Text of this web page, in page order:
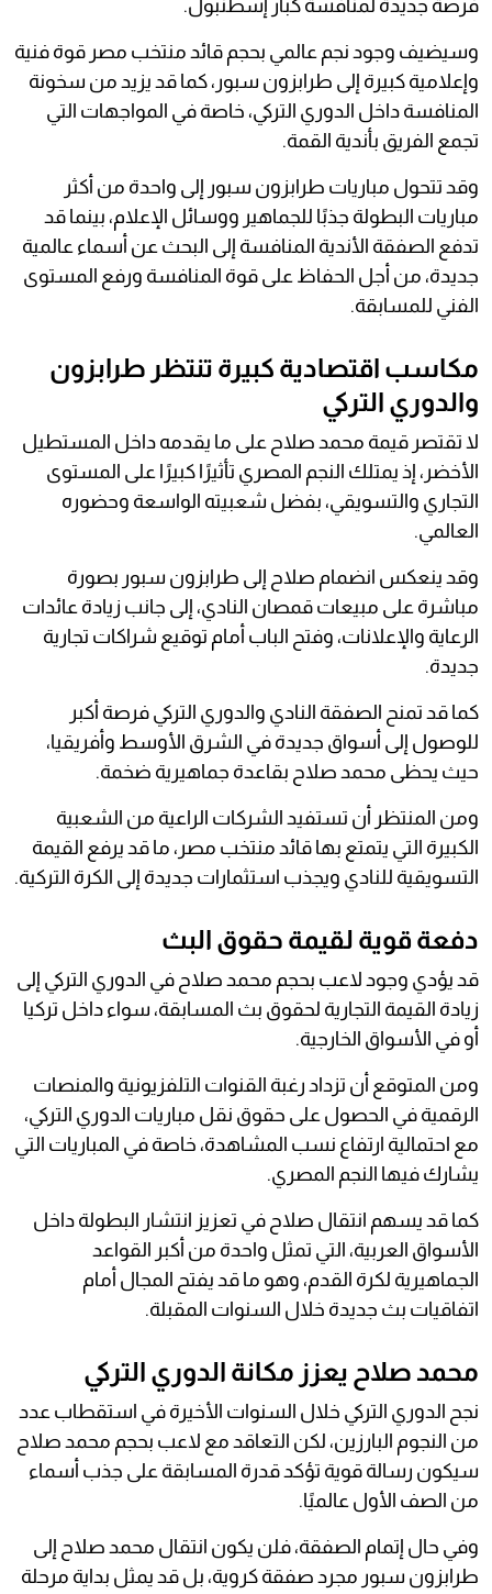
فرصة جديدة لمنافسة كبار إسطنبول.
وسيضيف وجود نجم عالمي بحجم قائد منتخب مصر قوة فنية
وإعلامية كبيرة إلى طرابزون سبور، كما قد يزيد من سخونة
المنافسة داخل الدوري التركي، خاصة في المواجهات التي
تجمع الفريق بأندية القمة.
وقد تتحول مباريات طرابزون سبور إلى واحدة من أكثر
مباريات البطولة جذبًا للجماهير ووسائل الإعلام، بينما قد
تدفع الصفقة الأندية المنافسة إلى البحث عن أسماء عالمية
جديدة، من أجل الحفاظ على قوة المنافسة ورفع المستوى
الفني للمسابقة.
مكاسب اقتصادية كبيرة تنتظر طرابزون
والدوري التركي
لا تقتصر قيمة محمد صلاح على ما يقدمه داخل المستطيل
الأخضر، إذ يمتلك النجم المصري تأثيرًا كبيرًا على المستوى
التجاري والتسويقي، بفضل شعبيته الواسعة وحضوره
العالمي.
وقد ينعكس انضمام صلاح إلى طرابزون سبور بصورة
مباشرة على مبيعات قمصان النادي، إلى جانب زيادة عائدات
الرعاية والإعلانات، وفتح الباب أمام توقيع شراكات تجارية
جديدة.
كما قد تمنح الصفقة النادي والدوري التركي فرصة أكبر
للوصول إلى أسواق جديدة في الشرق الأوسط وأفريقيا،
حيث يحظى محمد صلاح بقاعدة جماهيرية ضخمة.
ومن المنتظر أن تستفيد الشركات الراعية من الشعبية
الكبيرة التي يتمتع بها قائد منتخب مصر، ما قد يرفع القيمة
التسويقية للنادي ويجذب استثمارات جديدة إلى الكرة التركية.
دفعة قوية لقيمة حقوق البث
قد يؤدي وجود لاعب بحجم محمد صلاح في الدوري التركي إلى
زيادة القيمة التجارية لحقوق بث المسابقة، سواء داخل تركيا
أو في الأسواق الخارجية.
ومن المتوقع أن تزداد رغبة القنوات التلفزيونية والمنصات
الرقمية في الحصول على حقوق نقل مباريات الدوري التركي،
مع احتمالية ارتفاع نسب المشاهدة، خاصة في المباريات التي
يشارك فيها النجم المصري.
كما قد يسهم انتقال صلاح في تعزيز انتشار البطولة داخل
الأسواق العربية، التي تمثل واحدة من أكبر القواعد
الجماهيرية لكرة القدم، وهو ما قد يفتح المجال أمام
اتفاقيات بث جديدة خلال السنوات المقبلة.
محمد صلاح يعزز مكانة الدوري التركي
نجح الدوري التركي خلال السنوات الأخيرة في استقطاب عدد
من النجوم البارزين، لكن التعاقد مع لاعب بحجم محمد صلاح
سيكون رسالة قوية تؤكد قدرة المسابقة على جذب أسماء
من الصف الأول عالميًا.
وفي حال إتمام الصفقة، فلن يكون انتقال محمد صلاح إلى
طرابزون سبور مجرد صفقة كروية، بل قد يمثل بداية مرحلة